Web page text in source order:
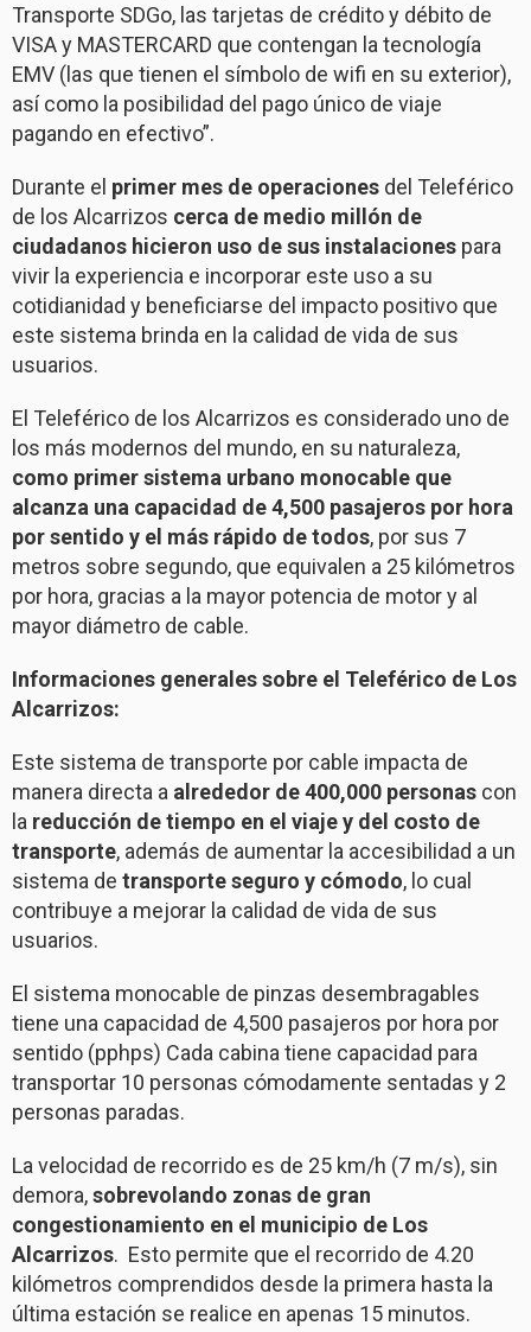
Transporte SDGo, las tarjetas de crédito y débito de
VISA y MASTERCARD que contengan la tecnología
EMV (las que tienen el símbolo de wifi en su exterior),
así como la posibilidad del pago único de viaje
pagando en efectivo”.
Durante el primer mes de operaciones del Teleférico
de los Alcarrizos cerca de medio millón de
ciudadanos hicieron uso de sus instalaciones para
vivir la experiencia e incorporar este uso a su
cotidianidad y beneficiarse del impacto positivo que
este sistema brinda en la calidad de vida de sus
usuarios.
El Teleférico de los Alcarrizos es considerado uno de
los más modernos del mundo, en su naturaleza,
como primer sistema urbano monocable que
alcanza una capacidad de 4,500 pasajeros por hora
por sentido y el más rápido de todos, por sus 7
metros sobre segundo, que equivalen a 25 kilómetros
por hora, gracias a la mayor potencia de motor y al
mayor diámetro de cable.
Informaciones generales sobre el Teleférico de Los
Alcarrizos:
Este sistema de transporte por cable impacta de
manera directa a alrededor de 400,000 personas con
la reducción de tiempo en el viaje y del costo de
transporte, además de aumentar la accesibilidad a un
sistema de transporte seguro y cómodo, lo cual
contribuye a mejorar la calidad de vida de sus
usuarios.
El sistema monocable de pinzas desembragables
tiene una capacidad de 4,500 pasajeros por hora por
sentido (pphps) Cada cabina tiene capacidad para
transportar 10 personas cómodamente sentadas y 2
personas paradas.
La velocidad de recorrido es de 25 km/h (7 m/s), sin
demora,sobrevolando zonas de gran
congestionamiento en el municipio de Los
Alcarrizos. Esto permite que el recorrido de 4.20
kilómetros comprendidos desde la primera hasta la
última estación se realice en apenas 15 minutos.